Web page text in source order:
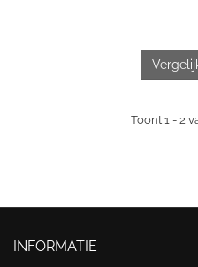
Toont 1 - 2
INFORMATIE